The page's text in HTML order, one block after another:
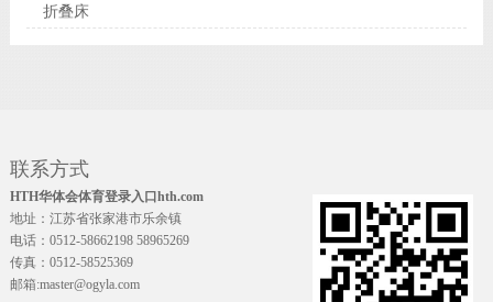
折叠床
联系方式
HTH华体会体育登录入口hth.com
地址：江苏省张家港市乐余镇
电话：0512-58662198 58965269
传真：0512-58525369
邮箱:master@ogyla.com